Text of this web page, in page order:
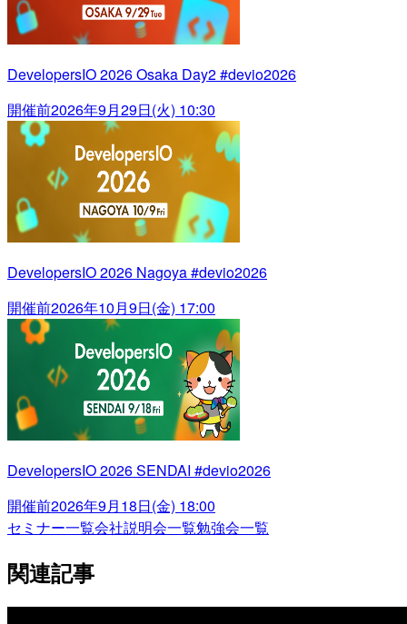
DevelopersIO 2026 Osaka Day2 #devio2026
開催前2026年9月29日(火) 10:30
DevelopersIO 2026 Nagoya #devio2026
開催前2026年10月9日(金) 17:00
DevelopersIO 2026 SENDAI #devio2026
開催前2026年9月18日(金) 18:00
セミナー一覧会社説明会一覧勉強会一覧
関連記事